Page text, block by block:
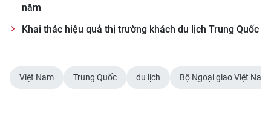
THỜI NAY
NHÂN DÂN CUỐI TUẦN
năm
Khai thác hiệu quả thị trường khách du lịch Trung Quốc
Việt Nam Trung Quốc du lịch Bộ Ngoại giao Việt Nam